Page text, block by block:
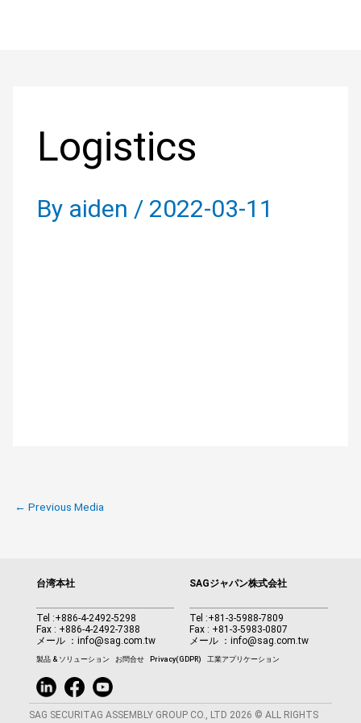
Logistics
By aiden / 2022-03-11
← Previous Media
台湾本社
Tel :+886-4-2492-5298
Fax : +886-4-2492-7388
メール ： info@sag.com.tw
SAGジャパン株式会社
Tel :+81-3-5988-7809
Fax : +81-3-5983-0807
メール ：info@sag.com.tw
製品 & ソリューション お問合せ Privacy(GDPR) 工業アプリケーション
SAG SECURITAG ASSEMBLY GROUP CO., LTD 2026 © ALL RIGHTS